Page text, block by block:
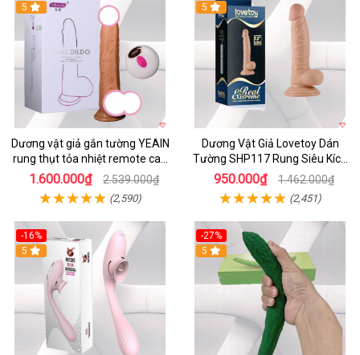
5
Dương vật giả gắn tường YEAIN
rung thụt tỏa nhiệt remote cao
cấp
1.600.000₫ 2.539.000₫
(2,590)
5
Dương Vật Giả Lovetoy Dán
Tường SHP117 Rung Siêu Kích
Thích
950.000₫ 1.462.000₫
(2,451)
-16%
5
-27%
5